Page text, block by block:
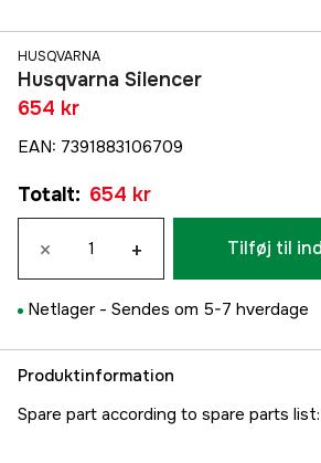
HUSQVARNA
Husqvarna Silencer
654 kr
EAN: 7391883106709
Totalt: 654 kr
× + Tilføj til
Netlager - Sendes om 5-7 hverdage
Produktinformation
Spare part according to spare parts